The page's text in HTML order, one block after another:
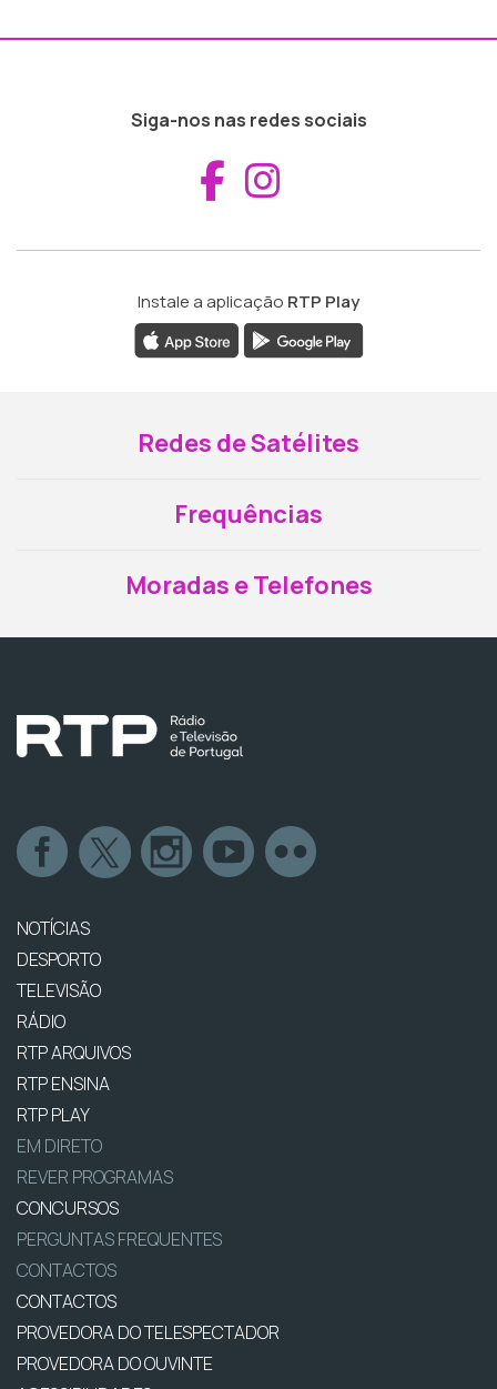
Siga-nos nas redes sociais
Aceder ao
Instale a aplicação RTP Play
Redes de Satélites
Frequências
Moradas e Telefones
NOTÍCIAS
DESPORTO
TELEVISÃO
RÁDIO
RTP ARQUIVOS
RTP ENSINA
RTP PLAY
EM DIRETO
REVER PROGRAMAS
CONCURSOS
PERGUNTAS FREQUENTES
CONTACTOS
CONTACTOS
PROVEDORA DO TELESPECTADOR
PROVEDORA DO OUVINTE